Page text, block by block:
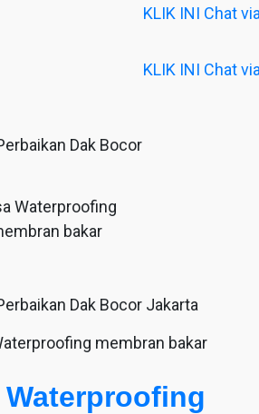
KLIK INI Chat
KLIK INI Chat
Waterproofing
bakar
membran bakar